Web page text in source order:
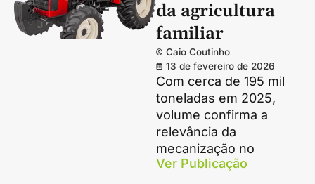
da agricultura
familiar
Caio Coutinho
13 de fevereiro de 2026
Com cerca de 195 mil
toneladas em 2025,
volume confirma a
relevância da
mecanização no
Ver Publicação